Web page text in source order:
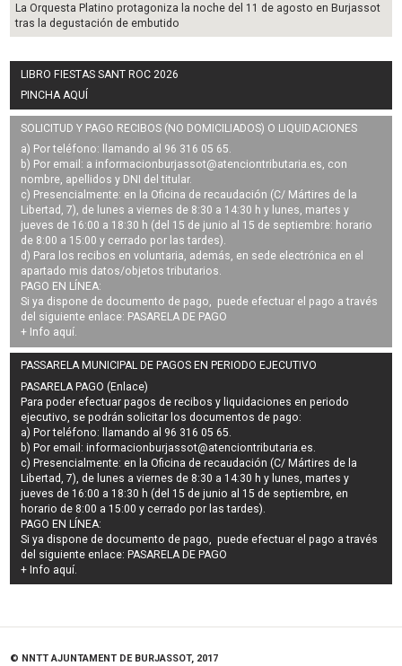
La Orquesta Platino protagoniza la noche del 11 de agosto en Burjassot
tras la degustación de embutido
LIBRO FIESTAS SANT ROC 2026
PINCHA AQUÍ
SOLICITUD Y PAGO RECIBOS (NO DOMICILIADOS) O LIQUIDACIONES
a) Por teléfono: llamando al 96 316 05 65.
b) Por email: a informacionburjassot@atenciontributaria.es, con
nombre, apellidos y DNI del titular.
c) Presencialmente: en la Oficina de recaudación (C/ Mártires de la
Libertad, 7), de lunes a viernes de 8:30 a 14:30 h y lunes, martes y
jueves de 16:00 a 18:30 h (del 15 de junio al 15 de septiembre: horario
de 8:00 a 15:00 y cerrado por las tardes).
d) Para los recibos en voluntaria, además, en sede electrónica en el
apartado mis datos/objetos tributarios.
PAGO EN LÍNEA:
Si ya dispone de documento de pago, puede efectuar el pago a través
del siguiente enlace: PASARELA DE PAGO
+ Info aquí.
PASSARELA MUNICIPAL DE PAGOS EN PERIODO EJECUTIVO
PASARELA PAGO (Enlace)
Para poder efectuar pagos derecibos y liquidaciones en periodo
ejecutivo, se podrán solicitar los documentos de pago:
a) Por teléfono: llamando al 96 316 05 65.
b) Por email:informacionburjassot@atenciontributaria.es.
c) Presencialmente: en la Oficina de recaudación (C/ Mártires de la
Libertad, 7), de lunes a viernes de 8:30 a 14:30 h y lunes, martes y
jueves de 16:00 a 18:30 h (del 15 de junio al 15 de septiembre, en
horario de 8:00 a 15:00 y cerrado por las tardes).
PAGO EN LÍNEA:
Si ya dispone de documento de pago, puede efectuar el pago a través
del siguiente enlace:PASARELA DE PAGO
+ Info aquí.
© NNTT AJUNTAMENT DE BURJASSOT, 2017